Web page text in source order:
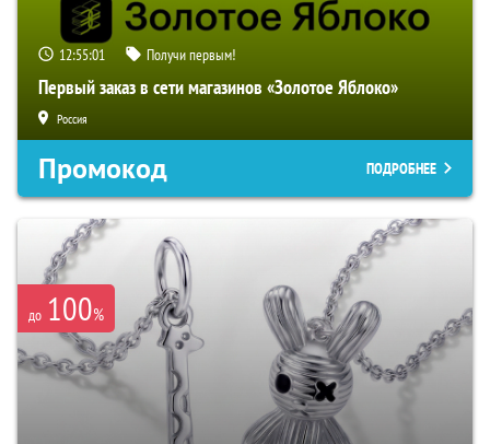
12:55:00 Получи первым!
Первый заказ в сети магазинов «Золотое Яблоко»
Россия
Промокод ПОДРОБНЕЕ
до 100%